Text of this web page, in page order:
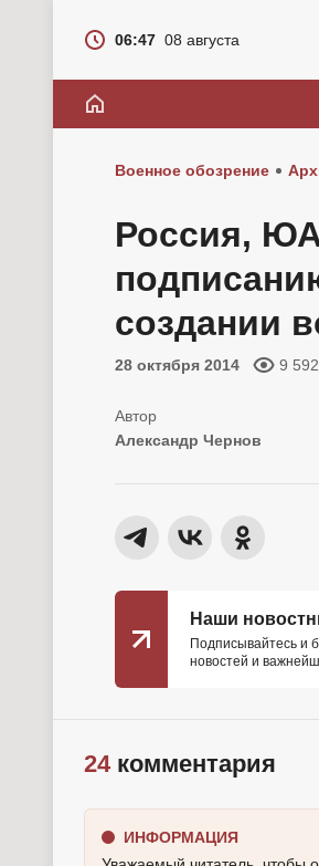
06:47 08 августа
Военное обозрение
Россия,
создании
28 октября 2014 9 592
Александр Чернов
Наши
Подписывайтесь и
новостей и
24комментария
ИНФОРМАЦИЯ